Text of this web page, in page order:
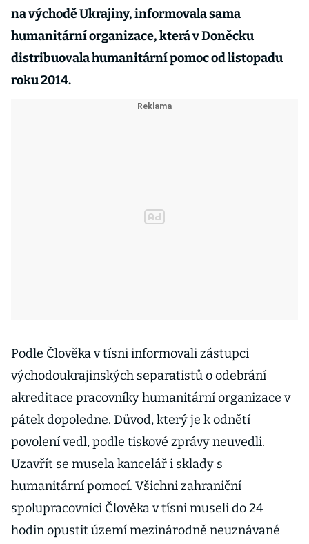
na východě Ukrajiny, informovala sama
humanitární organizace, která v Doněcku
distribuovala humanitární pomoc od listopadu
roku 2014.
Podle Člověka v tísni informovali zástupci
východoukrajinských separatistů o odebrání
akreditace pracovníky humanitární organizace v
pátek dopoledne. Důvod, který je k odnětí
povolení vedl, podle tiskové zprávy neuvedli.
Uzavřít se musela kancelář i sklady s
humanitární pomocí. Všichni zahraniční
spolupracovníci Člověka v tísni museli do 24
hodin opustit území mezinárodně neuznávané